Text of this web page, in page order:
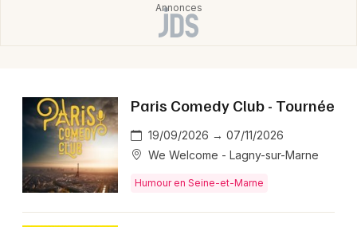
Paris Comedy Club - Tournée
19/09/2026 → 07/11/2026
We Welcome - Lagny-sur-Marne
Humour en Seine-et-Marne